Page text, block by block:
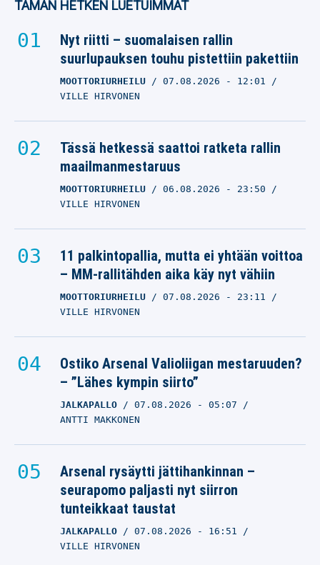
TÄMÄN HETKEN LUETUIMMAT
Nyt riitti – suomalaisen rallin
suurlupauksen touhu pistettiin pakettiin
MOOTTORIURHEILU 07.08.2026 - 12:01
VILLE HIRVONEN
Tässä hetkessä saattoi ratketa rallin
maailmanmestaruus
MOOTTORIURHEILU 06.08.2026 - 23:50
VILLE HIRVONEN
11 palkintopallia, mutta ei yhtään voittoa
– MM-rallitähden aika käy nyt vähiin
MOOTTORIURHEILU 07.08.2026 - 23:11
VILLE HIRVONEN
Ostiko Arsenal Valioliigan mestaruuden?
– ”Lähes kympin siirto”
JALKAPALLO 07.08.2026 - 05:07
ANTTI MAKKONEN
Arsenal rysäytti jättihankinnan –
seurapomo paljasti nyt siirron
tunteikkaat taustat
JALKAPALLO 07.08.2026 - 16:51
VILLE HIRVONEN